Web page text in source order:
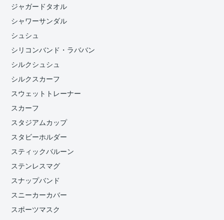
ジャガードタオル
シャワーサンダル
シュシュ
シリコンバンド・ラババン
シルクシュシュ
シルクスカーフ
スウェットトレーナー
スカーフ
スタジアムカップ
スタビーホルダー
スティックバルーン
ステンレスマグ
スナップバンド
スニーカーカバー
スポーツマスク